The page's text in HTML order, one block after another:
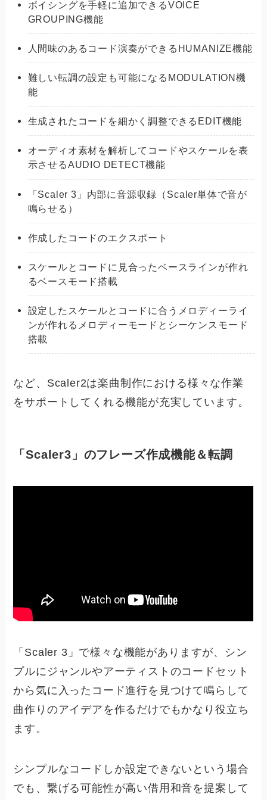
ボイシングを手軽に追加できるVOICE
GROUPING機能
人間味のあるコード演奏ができるHUMANIZE機能
難しい転調の設定も可能になるMODULATION機
能
生成されたコードを細かく調整できるEDIT機能
オーディオ素材を解析してコードやスケールを表
示させるAUDIO DETECT機能
「Scaler 3」内部に音源収録（Scaler単体で音が
鳴らせる）
作成したコードのエクスポート
スケールとコードに見合ったベースラインが作れ
るベースモード搭載
設定したスケールとコードに合うメロディーライ
ンが作れるメロディーモードとシーケンスモード
搭載
など、Scaler2は楽曲制作における様々な作業
をサポートしてくれる機能が充実しています。
「Scaler3」のフレーズ作成機能＆転調
「Scaler 3」で様々な機能がありますが、シン
プルにジャンルやアーティストのコードセット
から気に入ったコード進行を見つけて鳴らして
曲作りのアイデアを作るだけでもかなり役立ち
ます。
シンプルなコードしか設定できないという場合
でも、繋げる可能性が高い借用和音を提案して